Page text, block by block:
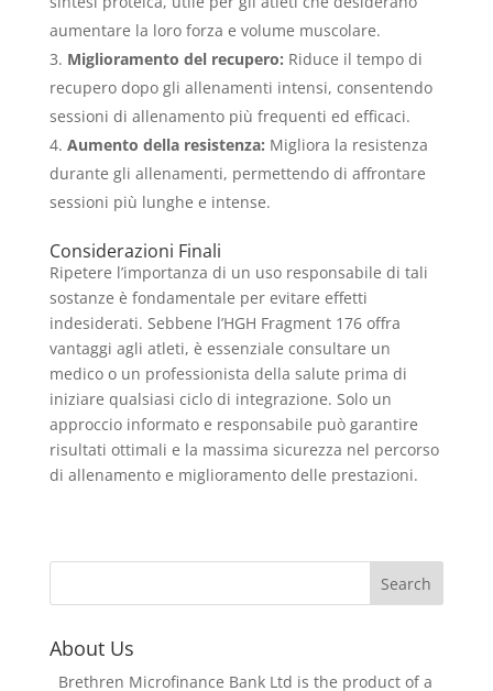
aumentare la loro forza e volume muscolare.
Miglioramento del recupero: Riduce il tempo di
recupero dopo gli allenamenti intensi, consentendo
sessioni di allenamento più frequenti ed efficaci.
Aumento della resistenza: Migliora la resistenza
durante gli allenamenti, permettendo di affrontare
sessioni più lunghe e intense.
Considerazioni Finali
Ripetere l’importanza di un uso responsabile di tali
sostanze è fondamentale per evitare effetti
indesiderati. Sebbene l’HGH Fragment 176 offra
vantaggi agli atleti, è essenziale consultare un
medico o un professionista della salute prima di
iniziare qualsiasi ciclo di integrazione. Solo un
approccio informato e responsabile può garantire
risultati ottimali e la massima sicurezza nel percorso
di allenamento e miglioramento delle prestazioni.
About Us
Brethren Microfinance Bank Ltd is the product of a